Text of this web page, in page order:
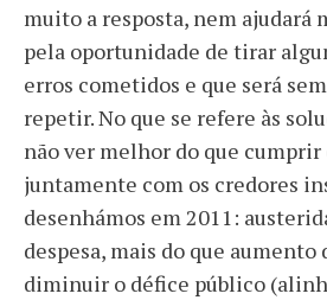
muito a resposta, nem ajudará
pela oportunidade de tirar
erros cometidos e que será
repetir. No que se refere às
não ver melhor do que cumprir
juntamente com os credores
desenhámos em 2011:
despesa, mais do que
diminuir o défice público